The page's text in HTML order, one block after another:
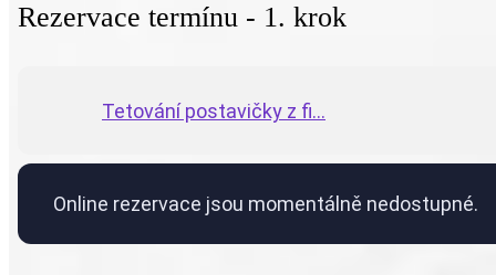
Rezervace termínu - 1. krok
Tetování postavičky z fi...
Online rezervace jsou momentálně nedostupné.